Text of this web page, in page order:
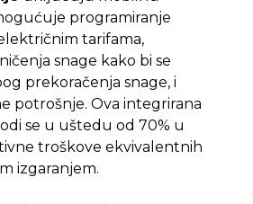
programiranje
tarifama,
snage kako bi se
prekoračenja snage, i
potrošnje. Ova integrirana
se u uštedu od 70% u
troškove ekvivalentnih
izgaranjem.